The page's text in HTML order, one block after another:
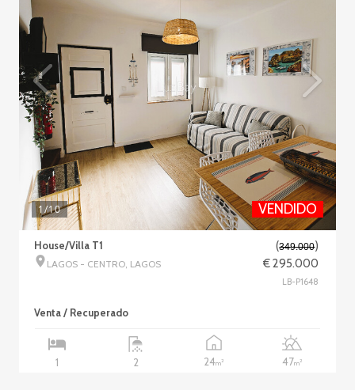
1/10 VENDIDO
House/Villa T1
LAGOS - CENTRO, LAGOS
(349.000)
€ 295.000
LB-P1648
Venta / Recuperado
1 2 24m2 47m2